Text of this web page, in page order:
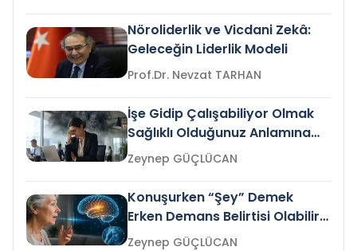
Nöroliderlik ve Vicdani Zekâ:
Geleceğin Liderlik Modeli
Prof.Dr. Nevzat TARHAN
İşe Gidip Çalışabiliyor Olmak
Sağlıklı Olduğunuz Anlamına
Gelir mi?Zeynep GÜÇLÜCAN
Konuşurken “Şey” Demek
Erken Demans Belirtisi Olabilir
mi?
Zeynep GÜÇLÜCAN